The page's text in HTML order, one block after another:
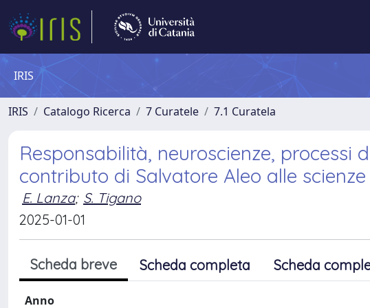
IRIS
IRIS Catalogo Ricerca 7 Curatele 7.1 Curatela
Responsabilità, neuroscienze, processi
contributo di Salvatore Aleo alle scienze
E. Lanza; S. Tigano
2025-01-01
Scheda breve Scheda completa Scheda
Anno